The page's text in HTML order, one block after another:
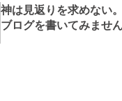
神は見返りを求めない
ブログを書いてみませ